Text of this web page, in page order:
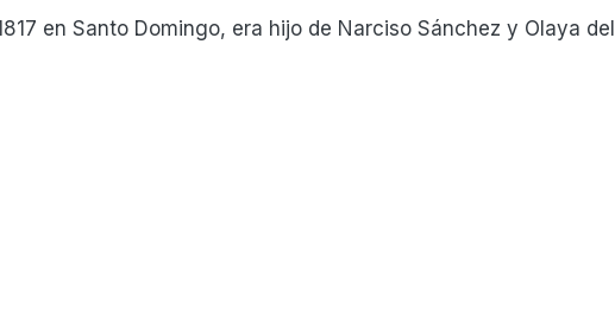
en Santo Domingo, era hijo de Narciso Sánchez y Olaya del